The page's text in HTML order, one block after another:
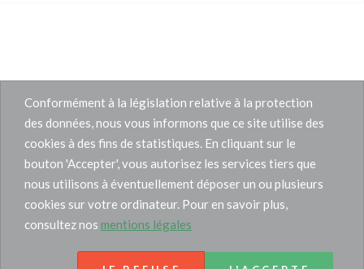
Conformément à la législation relative à la protection
des données, nous vous informons que ce site utilise des
cookies à des fins de statistiques. En cliquant sur le
bouton 'Accepter', vous autorisez les services tiers que
nous utilisons à éventuellement déposer un ou plusieurs
cookies sur votre ordinateur. Pour en savoir plus,
consultez nos mentions légales